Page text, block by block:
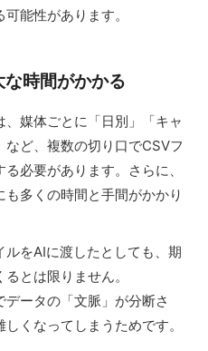
能性があります。
時間がかかる
媒体ごとに「日別」「キャ
ど、複数の切り口でCSVフ
必要があります。さらに、
多くの時間と手間がかかり
ルをAIに渡したとしても、期
とは限りません。
ータの「文脈」が分断さ
くなってしまうためです。